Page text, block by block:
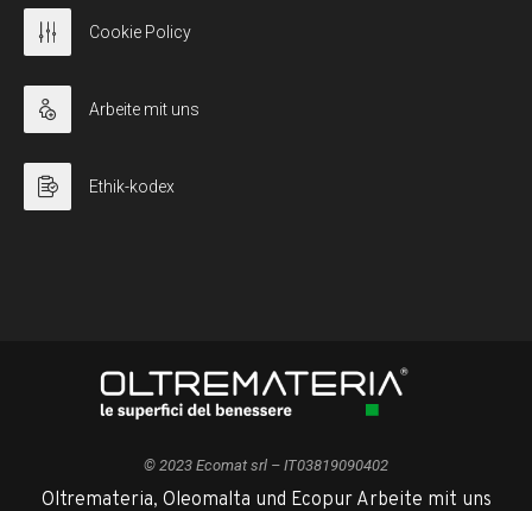
Cookie Policy
Arbeite mit uns
Ethik-kodex
© 2023 Ecomat srl – IT03819090402
Oltremateria, Oleomalta und Ecopur Arbeite mit uns